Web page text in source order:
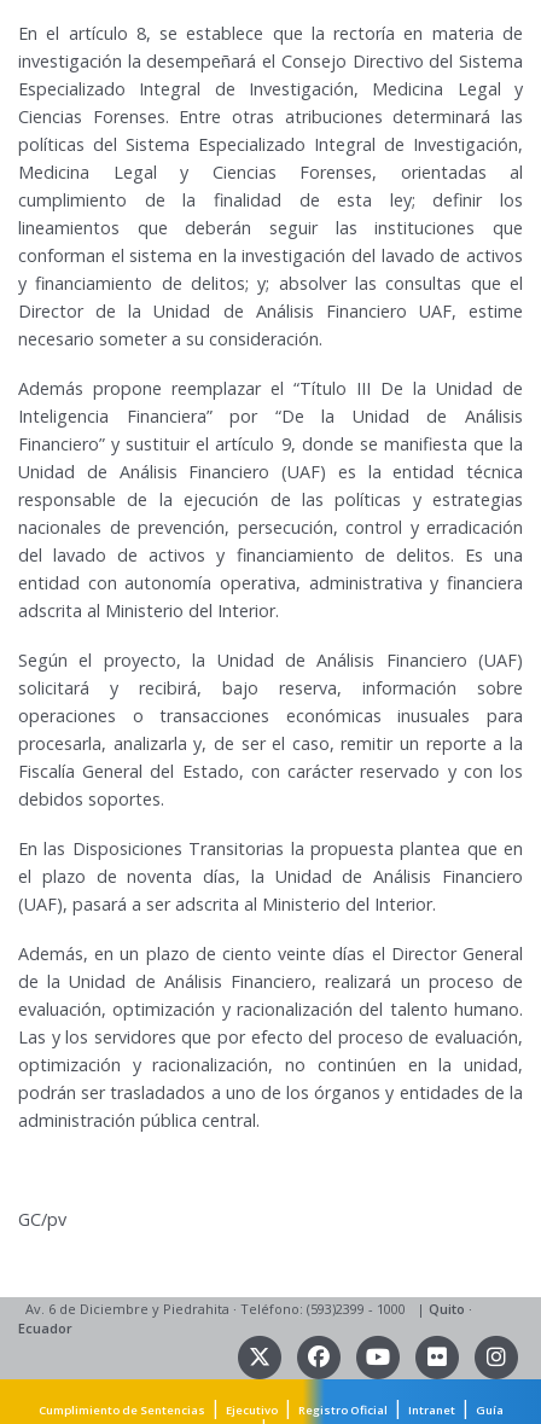
En el artículo 8, se establece que la rectoría en materia de
investigación la desempeñará el Consejo Directivo del Sistema
Especializado Integral de Investigación, Medicina Legal y
Ciencias Forenses. Entre otras atribuciones determinará las
políticas del Sistema Especializado Integral de Investigación,
Medicina Legal y Ciencias Forenses, orientadas al
cumplimiento de la finalidad de esta ley; definir los
lineamientos que deberán seguir las instituciones que
conforman el sistema en la investigación del lavado de activos
y financiamiento de delitos; y; absolver las consultas que el
Director de la Unidad de Análisis Financiero UAF, estime
necesario someter a su consideración.
Además propone reemplazar el “Título III De la Unidad de
Inteligencia Financiera” por “De la Unidad de Análisis
Financiero” y sustituir el artículo 9, donde se manifiesta que la
Unidad de Análisis Financiero (UAF) es la entidad técnica
responsable de la ejecución de las políticas y estrategias
nacionales de prevención, persecución, control y erradicación
del lavado de activos y financiamiento de delitos. Es una
entidad con autonomía operativa, administrativa y financiera
adscrita al Ministerio del Interior.
Según el proyecto, la Unidad de Análisis Financiero (UAF)
solicitará y recibirá, bajo reserva, información sobre
operaciones o transacciones económicas inusuales para
procesarla, analizarla y, de ser el caso, remitir un reporte a la
Fiscalía General del Estado, con carácter reservado y con los
debidos soportes.
En las Disposiciones Transitorias la propuesta plantea que en
el plazo de noventa días, la Unidad de Análisis Financiero
(UAF), pasará a ser adscrita al Ministerio del Interior.
Además, en un plazo de ciento veinte días el Director General
de la Unidad de Análisis Financiero, realizará un proceso de
evaluación, optimización y racionalización del talento humano.
Las y los servidores que por efecto del proceso de evaluación,
optimización y racionalización, no continúen en la unidad,
podrán ser trasladados a uno de los órganos y entidades de la
administración pública central.
GC/pv
Av. 6 de Diciembre y Piedrahita · Teléfono: (593)2399 - 1000 | Quito ·
Ecuador
Cumplimiento de Sentencias | Ejecutivo| Registro Oficial | Intranet|
Guía